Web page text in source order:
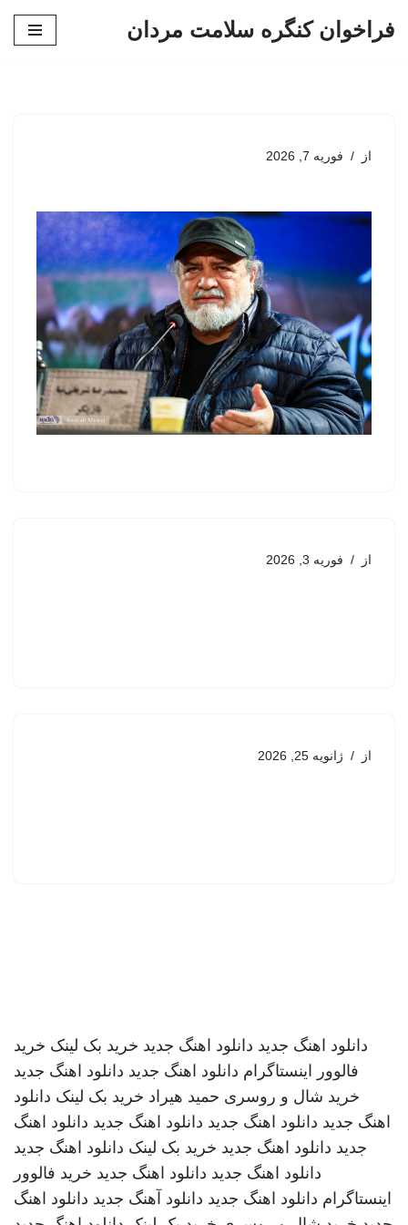
فراخوان کنگره سلامت مردان
از فوریه 7, 2026
از فوریه 3, 2026
از ژانویه 25, 2026
دانلود اهنگ جدید دانلود اهنگ جدید خرید بک لینک خرید
فالوور اینستاگرام دانلود اهنگ جدید دانلود اهنگ جدید
خرید شال و روسری حمید هیراد خرید بک لینک دانلود
اهنگ جدید دانلود اهنگ جدید دانلود اهنگ جدید دانلود اهنگ
جدید دانلود اهنگ جدید خرید بک لینک دانلود اهنگ جدید
دانلود اهنگ جدید دانلود اهنگ جدید خرید فالوور
اینستاگرام دانلود اهنگ جدید دانلود آهنگ جدید دانلود اهنگ